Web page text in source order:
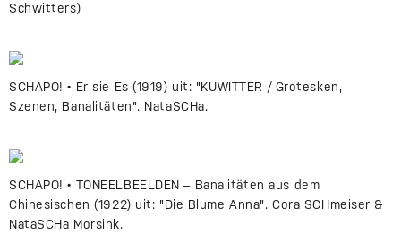
Schwitters)
SCHAPO! • Er sie Es (1919) uit: "KUWITTER / Grotesken,
Szenen, Banalitäten". NataSCHa.
SCHAPO! • TONEELBEELDEN – Banalitäten aus dem
Chinesischen (1922) uit: "Die Blume Anna". Cora SCHmeiser &
NataSCHa Morsink.